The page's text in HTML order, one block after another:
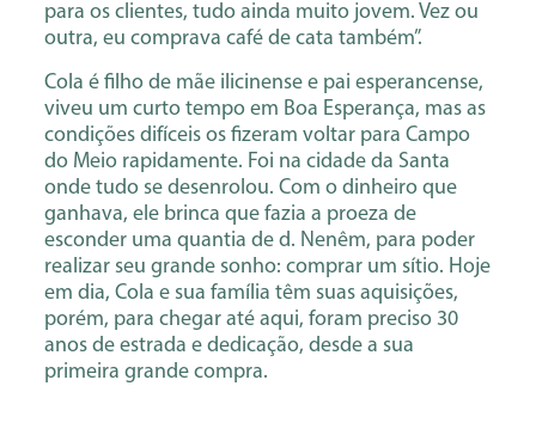
para os clientes, tudo ainda muito jovem. Vez ou
outra, eu comprava café de cata também”.
Cola é filho de mãe ilicinense e pai esperancense,
viveu um curto tempo em Boa Esperança, mas as
condições difíceis os fizeram voltar para Campo
do Meio rapidamente. Foi na cidade da Santa
onde tudo se desenrolou. Com o dinheiro que
ganhava, ele brinca que fazia a proeza de
esconder uma quantia de d. Nenêm, para poder
realizar seu grande sonho: comprar um sítio. Hoje
em dia, Cola e sua família têm suas aquisições,
porém, para chegar até aqui, foram preciso 30
anos de estrada e dedicação, desde a sua
primeira grande compra.